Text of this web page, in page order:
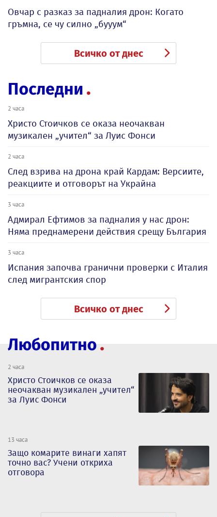
Овчар с разказ за падналия дрон: Когато
гръмна, се чу силно „бууум“
Всичко от днес
Последни
2 часа
Христо Стоичков се оказа неочакван
музикален „учител“ за Луис Фонси
2 часа
След взрива на дрона край Кардам: Версиите,
реакциите и отговорът на Украйна
3 часа
Адмирал Ефтимов за падналия у нас дрон:
Няма преднамерени действия срещу България
3 часа
Испания започва гранични проверки с Италия
след мигрантския спор
Всичко от днес
Любопитно
2 часа
Христо Стоичков се оказа
неочакван музикален „учител“
за Луис Фонси
13 часа
Защо комарите винаги хапят
точно вас? Учени откриха
отговора